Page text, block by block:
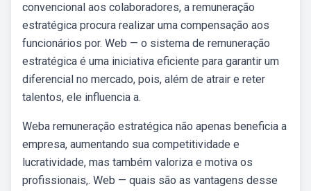
convencional aos colaboradores, a remuneração
estratégica procura realizar uma compensação aos
funcionários por. Web — o sistema de remuneração
estratégica é uma iniciativa eficiente para garantir um
diferencial no mercado, pois, além de atrair e reter
talentos, ele influencia a.
Weba remuneração estratégica não apenas beneficia a
empresa, aumentando sua competitividade e
lucratividade, mas também valoriza e motiva os
profissionais,. Web — quais são as vantagens desse